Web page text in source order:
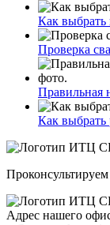
Как выбрать
Проверка
Правильная
Как выбрать
Адрес нашего